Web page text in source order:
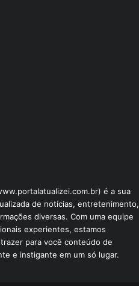
é a sua
de notícias, entretenimento,
diversas. Com uma equipe
experientes, estamos
para você conteúdo de
e instigante em um só lugar.